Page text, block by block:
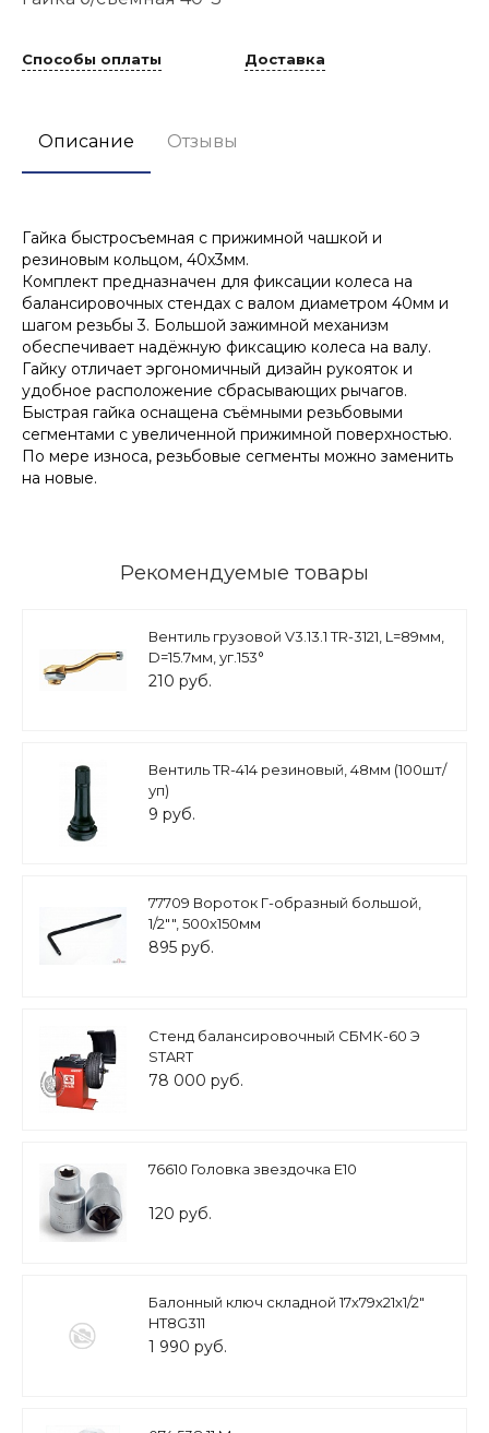
Способы оплаты Доставка
Описание Отзывы
Гайка быстросъемная с прижимной чашкой и
резиновым кольцом, 40х3мм.
Комплект предназначен для фиксации колеса на
балансировочных стендах с валом диаметром 40мм и
шагом резьбы 3. Большой зажимной механизм
обеспечивает надёжную фиксацию колеса на валу.
Гайку отличает эргономичный дизайн рукояток и
удобное расположение сбрасывающих рычагов.
Быстрая гайка оснащена съёмными резьбовыми
сегментами с увеличенной прижимной поверхностью.
По мере износа, резьбовые сегменты можно заменить
на новые.
Рекомендуемые товары
Вентиль грузовой V3.13.1 TR-3121, L=89мм,
D=15.7мм, уг.153°
210 руб.
Вентиль TR-414 резиновый, 48мм (100шт/
уп)
9 руб.
77709 Вороток Г-образный большой,
1/2"", 500х150мм
895 руб.
Стенд балансировочный СБМК-60 Э
START
78 000 руб.
76610 Головка звездочка Е10
120 руб.
Балонный ключ складной 17х79х21х1/2"
HT8G311
1 990 руб.